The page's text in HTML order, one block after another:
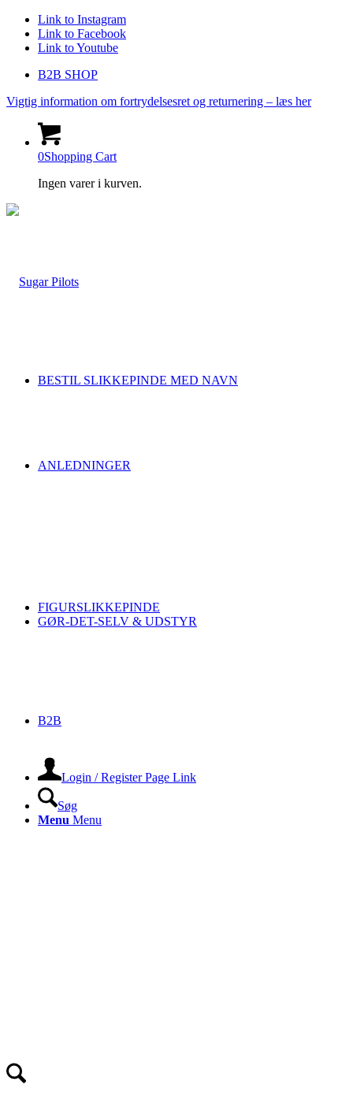
Link to Instagram
Link to Facebook
Link to Youtube
B2B SHOP
Vigtig information om fortrydelsesret og returnering – læs her
0Shopping Cart
Ingen varer i kurven.
BESTIL SLIKKEPINDE MED NAVN
ANLEDNINGER
FIGURSLIKKEPINDE
GØR-DET-SELV & UDSTYR
B2B
Login / Register Page Link
Søg
Menu Menu